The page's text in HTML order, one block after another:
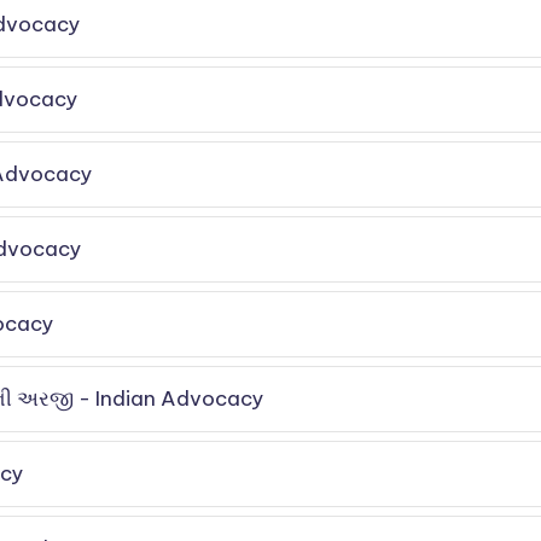
અરજી - Indian Advocacy